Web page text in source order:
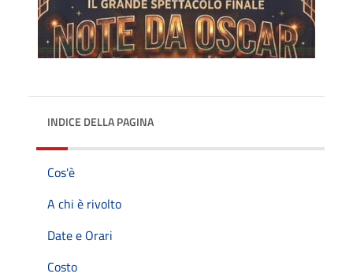
INDICE DELLA PAGINA
Cos'è
A chi è rivolto
Date e Orari
Costo